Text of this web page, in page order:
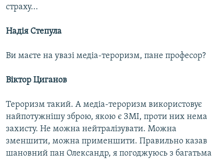
страху...
Надія Степула
Ви маєте на увазі медіа-тероризм, пане професор?
Віктор Циганов
Тероризм такий. А медіа-тероризм використовує
найпотужнішу зброю, якою є ЗМІ, проти них нема
захисту. Не можна нейтралізувати. Можна
зменшити, можна применшити. Правильно казав
шановний пан Олександр, я погоджуюсь з багатьма